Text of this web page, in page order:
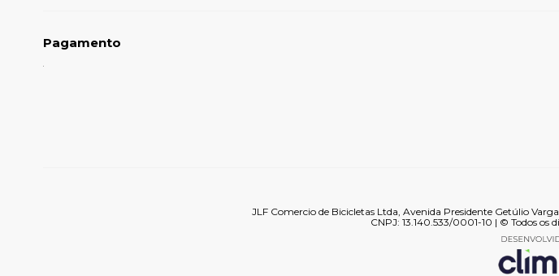
Pagamento
JLF Comercio de Bicicletas Ltda, Avenida Presidente Getúlio
CNPJ: 13.140.533/0001-10 | © Todos os